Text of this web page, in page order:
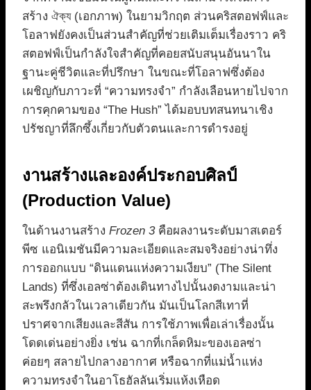
สร้าง ঐক্য (เอกภาพ) ในยามวิกฤต ส่วนคริสตอฟฟ์และ
โอลาฟยังคงเป็นส่วนสำคัญที่ช่วยเติมเต็มเรื่องราว คริ
สตอฟฟ์เป็นกำลังใจสำคัญที่คอยสนับสนุนอันนาใน
ฐานะคู่ชีวิตและที่ปรึกษา ในขณะที่โอลาฟซึ่งต้อง
เผชิญกับภาวะที่ “ความทรงจำ” กำลังเลือนหายไปจาก
การคุกคามของ “The Hush” ได้มอบบทสนทนาเชิง
ปรัชญาที่ลึกซึ้งเกี่ยวกับตัวตนและการดำรงอยู่
งานสร้างและองค์ประกอบศิลป์
(Production Value)
ในด้านงานสร้าง Frozen 3คือผลงานระดับมาสเตอร์
พีซ แอนิเมชันมีความละเอียดและสมจริงอย่างน่าทึ่ง
การออกแบบ “ดินแดนแห่งความเงียบ” (The Silent
Lands) ที่ซึ่งเอลซ่าต้องเดินทางไปนั้นงดงามและน่า
สะพรึงกลัวในเวลาเดียวกัน มันเป็นโลกสีเทาที่
ปราศจากเสียงและสีสัน การใช้ภาพเพื่อเล่าเรื่องนั้น
โดดเด่นอย่างยิ่ง เช่น ฉากที่เกล็ดหิมะของเอลซ่า
ค่อยๆ สลายไปกลางอากาศ หรือฉากที่แม่น้ำแห่ง
ความทรงจำในอาโธฮัลลันเริ่มแห้งเหือด